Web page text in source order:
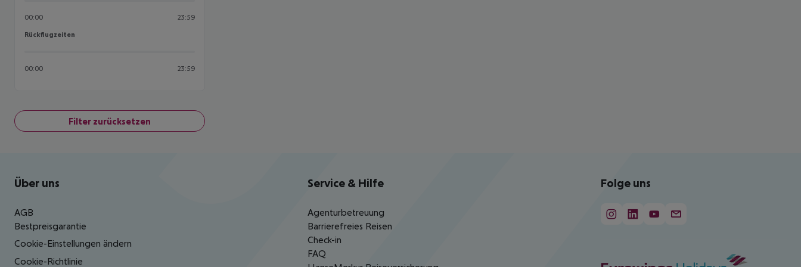
00:00 23:59
Rückflugzeiten
Rückflugzeiten
00:00 23:59
Filter zurücksetzen
Footer navigation
Über uns
AGB
Bestpreisgarantie
Cookie-Einstellungen ändern
Cookie-Richtlinie
Service & Hilfe
Agenturbetreuung
Barrierefreies Reisen
Check-in
FAQ
Folge uns